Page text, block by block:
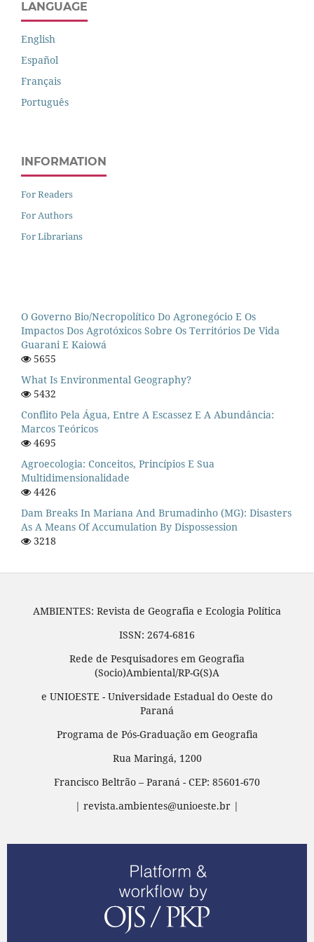
LANGUAGE
English
Español
Français
Português
INFORMATION
For Readers
For Authors
For Librarians
O Governo Bio/necropolítico Do Agronegócio E Os
Impactos Dos Agrotóxicos Sobre Os Territórios De Vida
Guarani E Kaiowá
5655
What Is Environmental Geography?
5432
Conflito Pela Água, Entre A Escassez E A Abundância:
Marcos Teóricos
4695
Agroecologia: Conceitos, Princípios E Sua
Multidimensionalidade
4426
Dam Breaks In Mariana And Brumadinho (MG): Disasters
As A Means Of Accumulation By Dispossession
3218
AMBIENTES: Revista de Geografia e Ecologia Política
ISSN: 2674-6816
Rede de Pesquisadores em Geografia
(Socio)Ambiental/RP-G(S)A
e UNIOESTE - Universidade Estadual do Oeste do
Paraná
Programa de Pós-Graduação em Geografia
Rua Maringá, 1200
Francisco Beltrão – Paraná - CEP: 85601-670
| revista.ambientes@unioeste.br |